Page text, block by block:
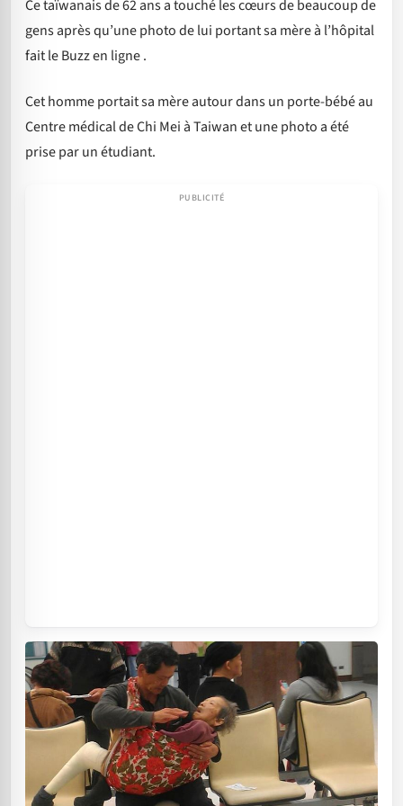
Ce taïwanais de 62 ans a touché les cœurs de beaucoup de
gens après qu’une photo de lui portant sa mère à l’hôpital
fait le Buzz en ligne .
Cet homme portait sa mère autour dans un porte-bébé au
Centre médical de Chi Mei à Taiwan et une photo a été
prise par un étudiant.